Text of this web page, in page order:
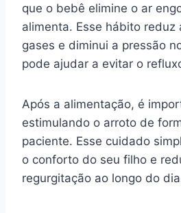
que o bebê elimine o ar
alimenta. Esse hábito reduz
gases e diminui a pressão
pode ajudar a evitar o
Após a alimentação, é
estimulando o arroto de
paciente. Esse cuidado
o conforto do seu filho e
regurgitação ao longo do